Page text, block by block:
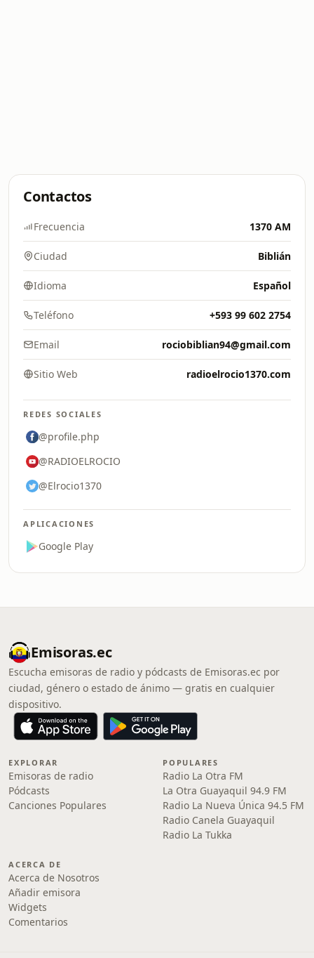
Contactos
Frecuencia 1370 AM
Ciudad Biblián
Idioma Español
Teléfono +593 99 602 2754
Email rociobiblian94@gmail.com
Sitio Web radioelrocio1370.com
REDES SOCIALES
@profile.php
@RADIOELROCIO
@Elrocio1370
APLICACIONES
Google Play
Emisoras.ec
Escucha emisoras de radio y pódcasts de Emisoras.ec por
ciudad, género o estado de ánimo — gratis en cualquier
dispositivo.
EXPLORAR
Emisoras de radio
Pódcasts
Canciones Populares
POPULARES
Radio La Otra FM
La Otra Guayaquil 94.9 FM
Radio La Nueva Única 94.5 FM
Radio Canela Guayaquil
Radio La Tukka
ACERCA DE
Acerca de Nosotros
Añadir emisora
Widgets
Comentarios